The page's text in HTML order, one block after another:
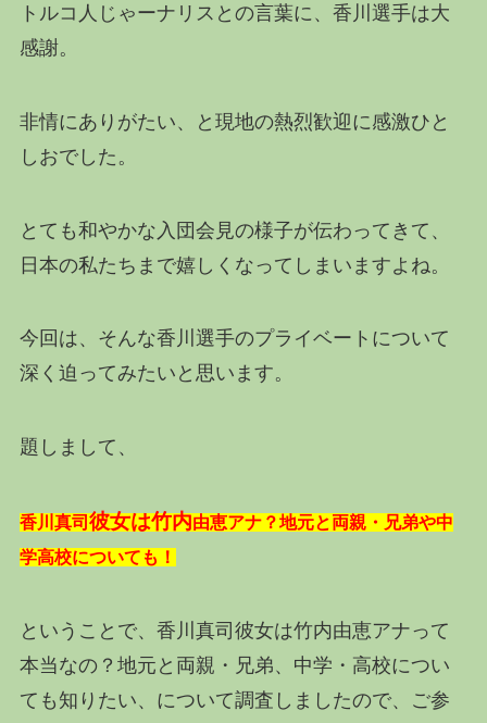
トルコ人じゃーナリスとの言葉に、香川選手は大
感謝。
非情にありがたい、と現地の熱烈歓迎に感激ひと
しおでした。
とても和やかな入団会見の様子が伝わってきて、
日本の私たちまで嬉しくなってしまいますよね。
今回は、そんな香川選手のプライベートについて
深く迫ってみたいと思います。
題しまして、
香川真司 彼女は竹内由恵アナ？地元と両親・兄弟や中
学高校についても！
ということで、香川真司彼女は竹内由恵アナって
本当なの？地元と両親・兄弟、中学・高校につい
ても知りたい、について調査しましたので、ご参